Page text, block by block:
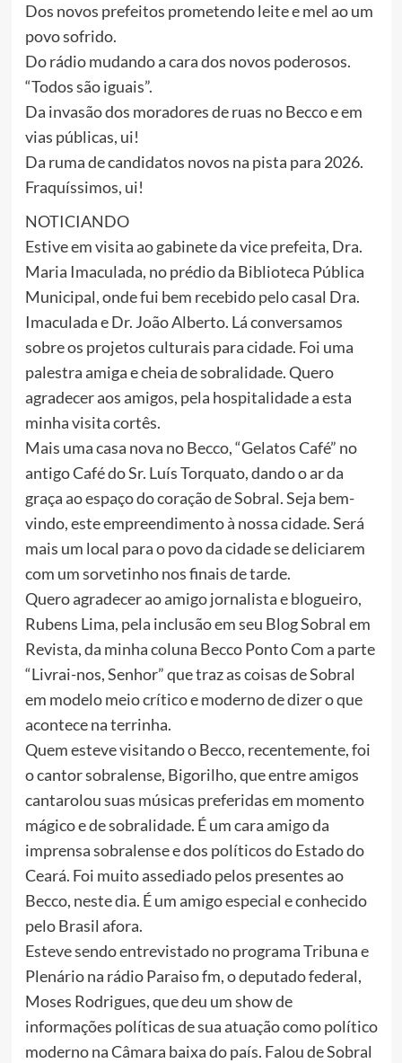
Dos novos prefeitos prometendo leite e mel ao um
povo sofrido.
Do rádio mudando a cara dos novos poderosos.
“Todos são iguais”.
Da invasão dos moradores de ruas no Becco e em
vias públicas, ui!
Da ruma de candidatos novos na pista para 2026.
Fraquíssimos, ui!
NOTICIANDO
Estive em visita ao gabinete da vice prefeita, Dra.
Maria Imaculada, no prédio da Biblioteca Pública
Municipal, onde fui bem recebido pelo casal Dra.
Imaculada e Dr. João Alberto. Lá conversamos
sobre os projetos culturais para cidade. Foi uma
palestra amiga e cheia de sobralidade. Quero
agradecer aos amigos, pela hospitalidade a esta
minha visita cortês.
Mais uma casa nova no Becco, “Gelatos Café” no
antigo Café do Sr. Luís Torquato, dando o ar da
graça ao espaço do coração de Sobral. Seja bem-
vindo, este empreendimento à nossa cidade. Será
mais um local para o povo da cidade se deliciarem
com um sorvetinho nos finais de tarde.
Quero agradecer ao amigo jornalista e blogueiro,
Rubens Lima, pela inclusão em seu Blog Sobral em
Revista, da minha coluna Becco Ponto Com a parte
“Livrai-nos, Senhor” que traz as coisas de Sobral
em modelo meio crítico e moderno de dizer o que
acontece na terrinha.
Quem esteve visitando o Becco, recentemente, foi
o cantor sobralense, Bigorilho, que entre amigos
cantarolou suas músicas preferidas em momento
mágico e de sobralidade. É um cara amigo da
imprensa sobralense e dos políticos do Estado do
Ceará. Foi muito assediado pelos presentes ao
Becco, neste dia. É um amigo especial e conhecido
pelo Brasil afora.
Esteve sendo entrevistado no programa Tribuna e
Plenário na rádio Paraiso fm, o deputado federal,
Moses Rodrigues, que deu um show de
informações políticas de sua atuação como político
moderno na Câmara baixa do país. Falou de Sobral